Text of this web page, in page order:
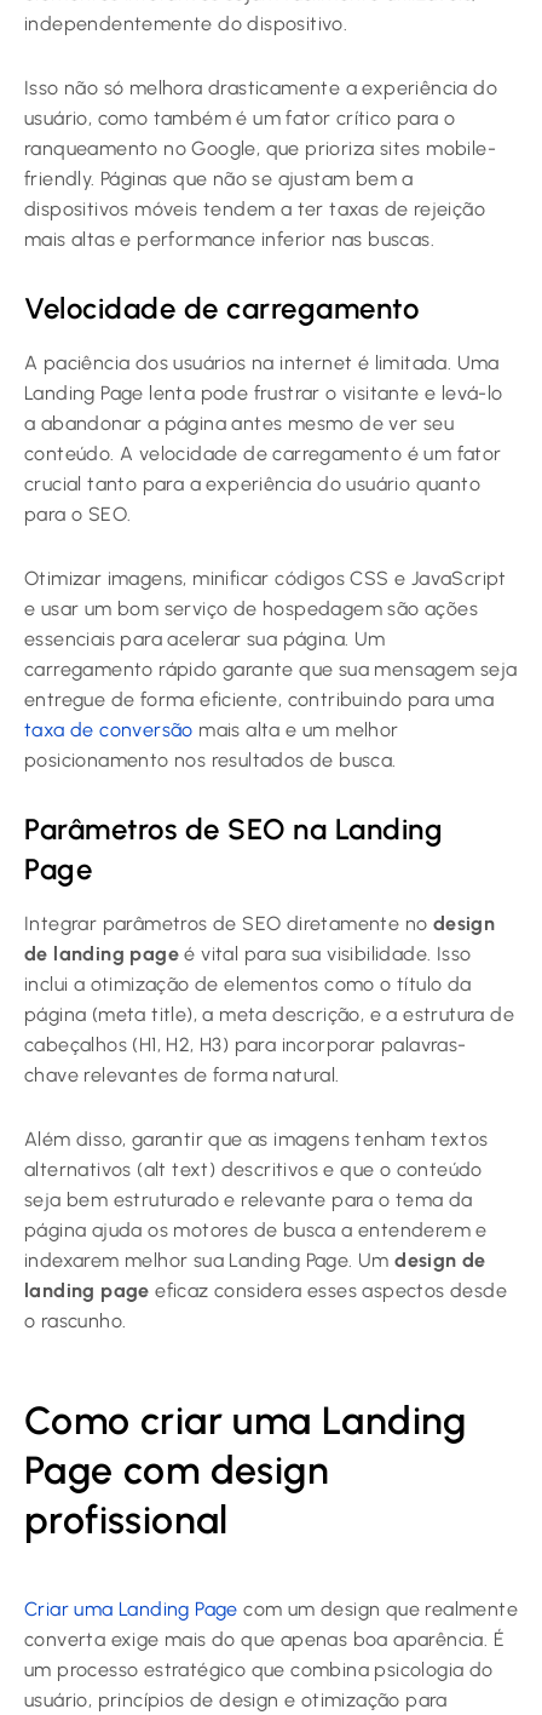
independentemente do dispositivo.
Isso não só melhora drasticamente a experiência do
usuário, como também é um fator crítico para o
ranqueamento no Google, que prioriza sites mobile-
friendly. Páginas que não se ajustam bem a
dispositivos móveis tendem a ter taxas de rejeição
mais altas e performance inferior nas buscas.
Velocidade de carregamento
A paciência dos usuários na internet é limitada. Uma
Landing Page lenta pode frustrar o visitante e levá-lo
a abandonar a página antes mesmo de ver seu
conteúdo. A velocidade de carregamento é um fator
crucial tanto para a experiência do usuário quanto
para o SEO.
Otimizar imagens, minificar códigos CSS e JavaScript
e usar um bom serviço de hospedagem são ações
essenciais para acelerar sua página. Um
carregamento rápido garante que sua mensagem seja
entregue de forma eficiente, contribuindo para uma
taxa de conversão mais alta e um melhor
posicionamento nos resultados de busca.
Parâmetros de SEO na Landing
Page
Integrar parâmetros de SEO diretamente no design
de landing page é vital para sua visibilidade. Isso
inclui a otimização de elementos como o título da
página (meta title), a meta descrição, e a estrutura de
cabeçalhos (H1, H2, H3) para incorporar palavras-
chave relevantes de forma natural.
Além disso, garantir que as imagens tenham textos
alternativos (alt text) descritivos e que o conteúdo
seja bem estruturado e relevante para o tema da
página ajuda os motores de busca a entenderem e
indexarem melhor sua Landing Page. Umdesign de
landing page eficaz considera esses aspectos desde
o rascunho.
Como criar uma Landing
Page com design
profissional
Criar uma Landing Page com um design que realmente
converta exige mais do que apenas boa aparência. É
um processo estratégico que combina psicologia do
usuário, princípios de design e otimização para